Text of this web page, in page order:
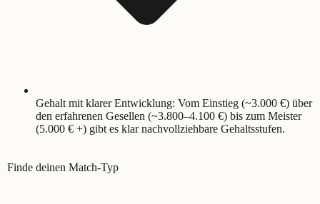
Gehalt mit klarer Entwicklung: Vom Einstieg (~3.000 €) über
den erfahrenen Gesellen (~3.800–4.100 €) bis zum Meister
(5.000 € +) gibt es klar nachvollziehbare Gehaltsstufen.
Finde deinen Match-Typ